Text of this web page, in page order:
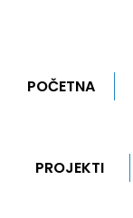
POČETNA
PROJEKTI